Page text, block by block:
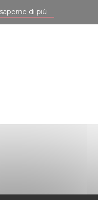
di più